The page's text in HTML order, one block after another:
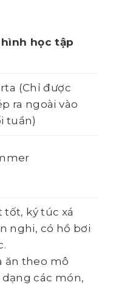
hình học tập
(Chỉ được
ra ngoài vào
tuần)
tốt, ký túc xá
nghi, có hồ bơi
ăn theo mô
các món,